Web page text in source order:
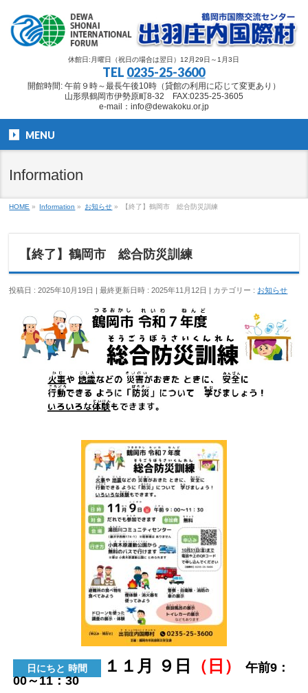
休館日:月曜日（祝日の場合は翌日）12月29日～1月3日
TEL 0235-25-3600
開館時間: 午前９時～最長午後10時（貸館の利用に応じて変更あり）
山形県鶴岡市伊勢原町8-32 FAX:0235-25-3605
e-mail：info@dewakoku.or.jp
MENU
Information
HOME » Information » お知らせ » 【終了】鶴岡市 総合防災訓練
【終了】鶴岡市 総合防災訓練
投稿日 : 2025年10月19日 最終更新日時 : 2025年11月12日 カテゴリー : お知らせ
日にちと 時間 １１月 ９日 （日）午前9：
00～11：30